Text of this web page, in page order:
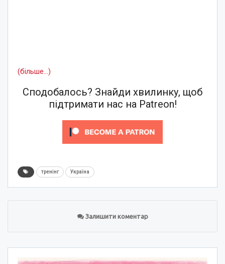
(більше…)
Сподобалось? Знайди хвилинку, щоб
підтримати нас на Patreon!
тренінг Україна
Залишити коментар